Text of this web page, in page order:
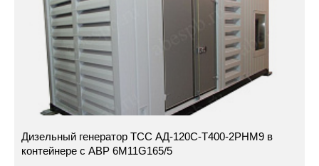
Дизельный генератор ТСС АД-120С-Т400-2РНМ9 в
контейнере с АВР 6M11G165/5